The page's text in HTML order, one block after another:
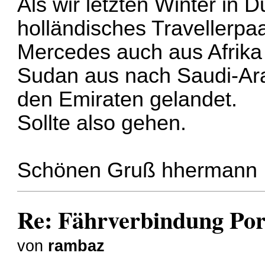
Als wir letzten Winter in
holländisches
Mercedes auch aus
Sudan aus nach Saudi-
den Emiraten gelandet.
Sollte also gehen.
Schönen Gruß hhermann
Re: Fährverbindung
von rambaz